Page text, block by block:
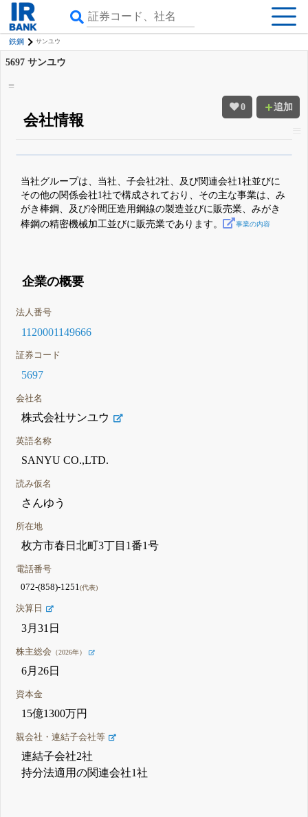
鉄鋼 サンユウ
0 追加
5697 サンユウ
会社情報
詳しく見られる
無料でβ版をはじめる
登録すると永久30%OFFと米株版の先行利用も付きます
当社グループは、当社、子会社2社、及び関連会社1社並びに
その他の関係会社1社で構成されており、その主な事業は、み
がき棒鋼、及び冷間圧造用鋼線の製造並びに販売業、みがき
棒鋼の精密機械加工並びに販売業であります。
事業の内容
企業の概要
法人番号
1120001149666
証券コード
5697
会社名
株式会社サンユウ
英語名称
SANYU CO.,LTD.
読み仮名
さんゆう
所在地
枚方市春日北町3丁目1番1号
電話番号
072-(858)-1251 (代表)
決算日
3月31日
株主総会 （2026年）
6月26日
資本金
15億1300万円
親会社・連結子会社等
連結子会社2社
持分法適用の関連会社1社